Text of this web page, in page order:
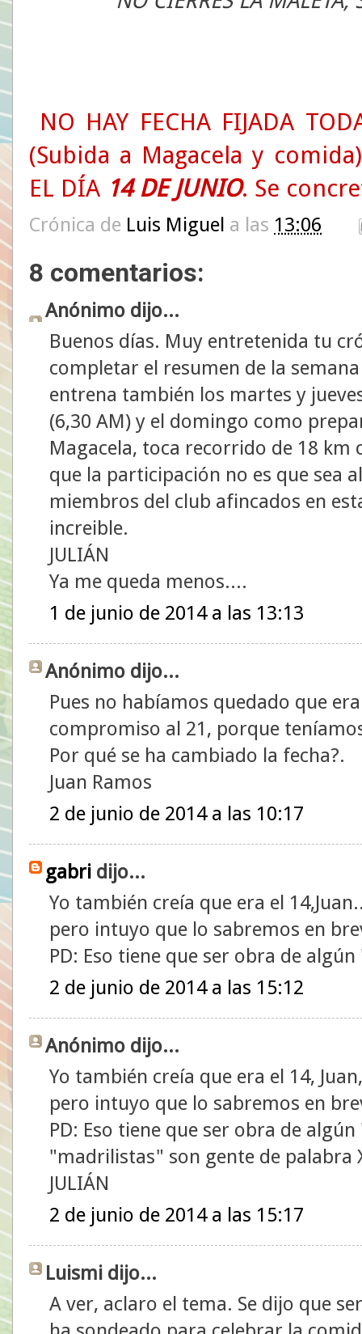
NO HAY FECHA FIJADA
(Subida a Magacela y comida)
EL DÍA 14 DE JUNIO. Se
Crónica de Luis Miguel a las 13:06
8 comentarios:
Anónimo dijo...
Buenos días. Muy entretenida tu
completar el resumen de la
entrena también los martes y
(6,30 AM) y el domingo como
Magacela, toca recorrido de 18 km
que la participación no es que sea
miembros del club afincados en
increible.
JULIÁN
Ya me queda menos....
1 de junio de 2014 a las 13:13
Anónimo dijo...
Pues no habíamos quedado que
compromiso al 21, porque
Por qué se ha cambiado la fecha?.
Juan Ramos
2 de junio de 2014 a las 10:17
gabri dijo...
Yo también creía que era el
pero intuyo que lo sabremos en
PD: Eso tiene que ser obra de
2 de junio de 2014 a las 15:12
Anónimo dijo...
Yo también creía que era el 14,
pero intuyo que lo sabremos en
PD: Eso tiene que ser obra de
"madrilistas" son gente de palabra
JULIÁN
2 de junio de 2014 a las 15:17
Luismi dijo...
A ver, aclaro el tema. Se dijo que